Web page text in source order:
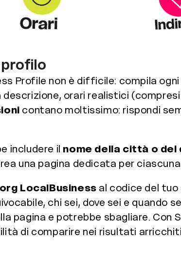
Profile non è difficile: compila
descrizione, orari realistici
contano moltissimo: rispondi
includere il nome della città o
una pagina dedicata per
LocalBusiness al codice del
chi sei, dove sei e quando
pagina e potrebbe sbagliare. Con
di comparire nei risultati